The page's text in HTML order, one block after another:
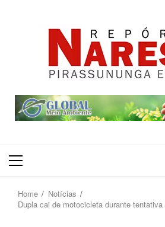
Primary
Home
Notícias
Dupla cai de motocicleta durante tentativa